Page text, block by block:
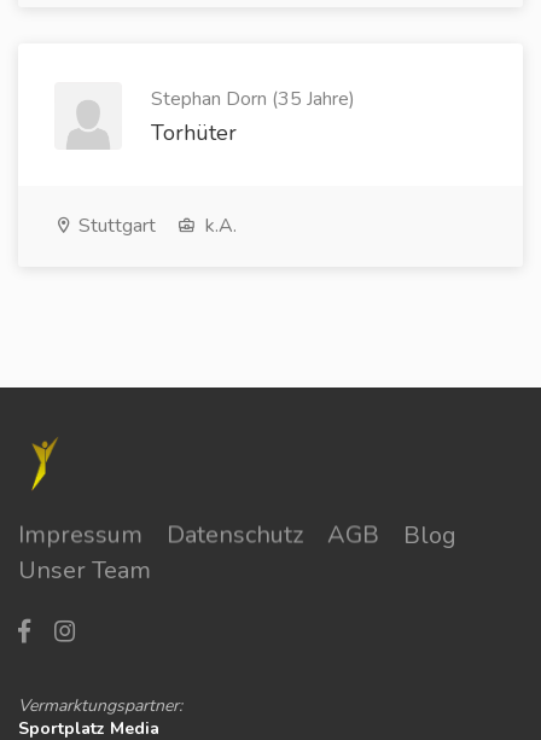
Stephan Dorn (35 Jahre)
Torhüter
Stuttgart k.A.
Impressum Datenschutz AGB
Blog
Unser Team
Vermarktungspartner:
Sportplatz Media